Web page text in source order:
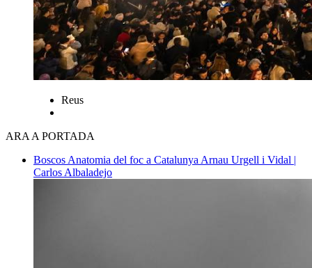
Reus
ARA A PORTADA
Boscos Anatomia del foc a Catalunya Arnau Urgell i Vidal |
Carlos Albaladejo